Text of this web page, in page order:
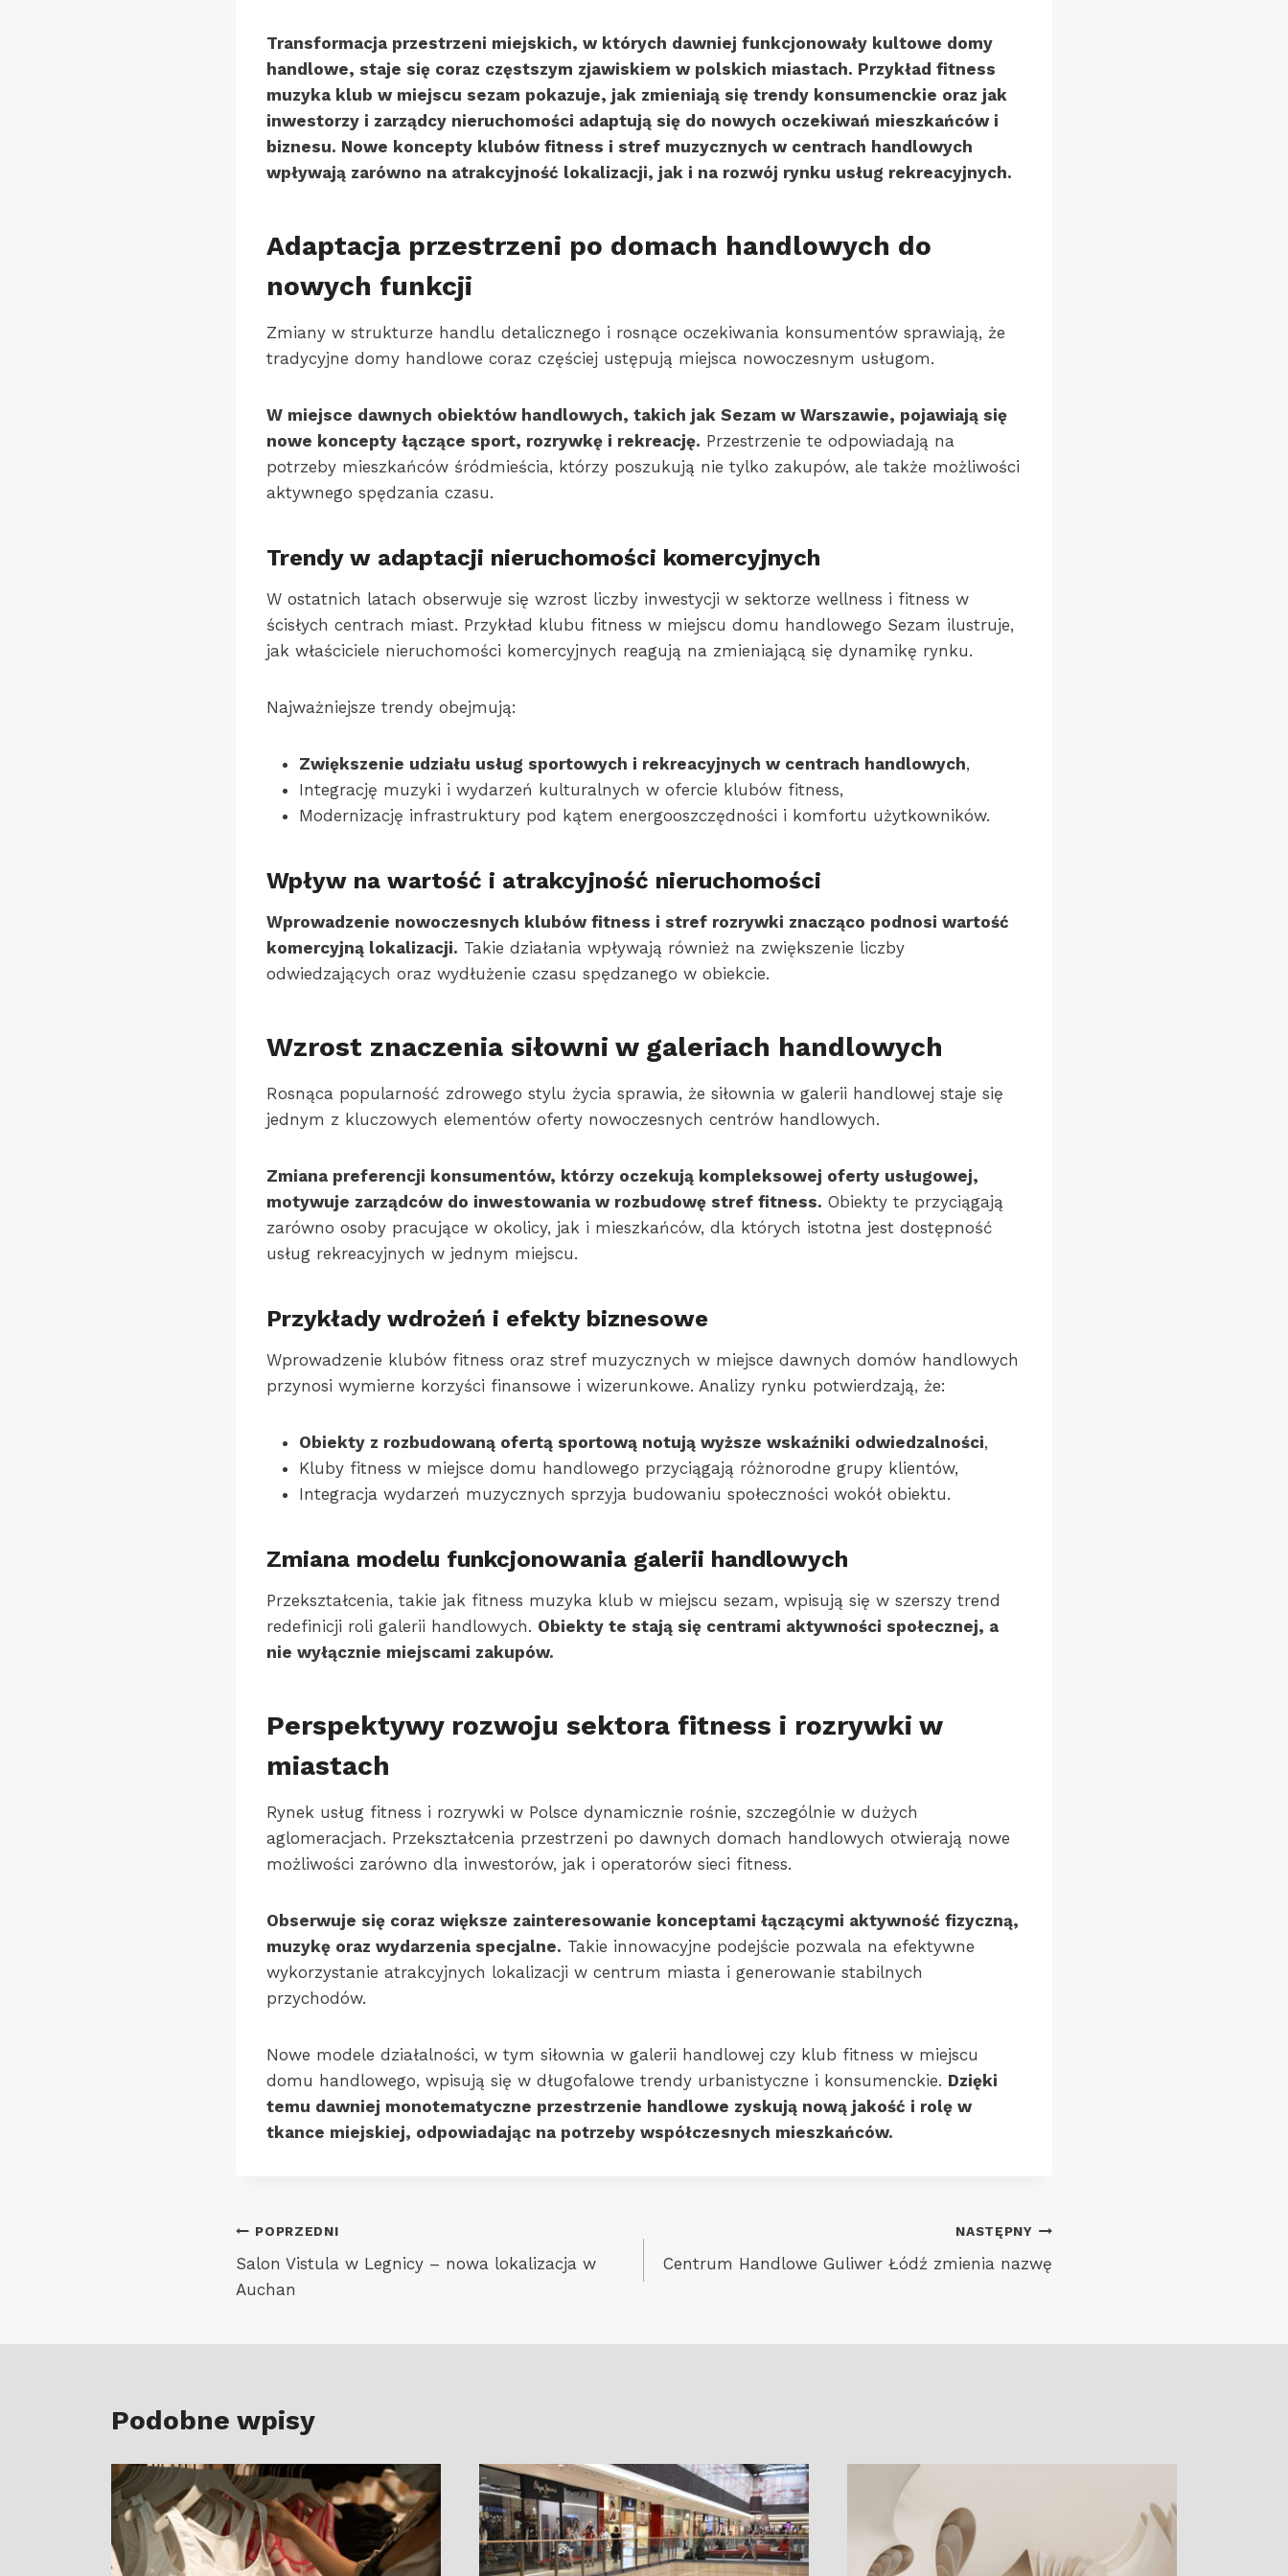
Transformacja przestrzeni miejskich, w których dawniej funkcjonowały kultowe domy
handlowe, staje się coraz częstszym zjawiskiem w polskich miastach. Przykład fitness
muzyka klub w miejscu sezam pokazuje, jak zmieniają się trendy konsumenckie oraz jak
inwestorzy i zarządcy nieruchomości adaptują się do nowych oczekiwań mieszkańców i
biznesu. Nowe koncepty klubów fitness i stref muzycznych w centrach handlowych
wpływają zarówno na atrakcyjność lokalizacji, jak i na rozwój rynku usług rekreacyjnych.
Adaptacja przestrzeni po domach handlowych do
nowych funkcji
Zmiany w strukturze handlu detalicznego i rosnące oczekiwania konsumentów sprawiają, że
tradycyjne domy handlowe coraz częściej ustępują miejsca nowoczesnym usługom.
W miejsce dawnych obiektów handlowych, takich jak Sezam w Warszawie, pojawiają się
nowe koncepty łączące sport, rozrywkę i rekreację. Przestrzenie te odpowiadają na
potrzeby mieszkańców śródmieścia, którzy poszukują nie tylko zakupów, ale także możliwości
aktywnego spędzania czasu.
Trendy w adaptacji nieruchomości komercyjnych
W ostatnich latach obserwuje się wzrost liczby inwestycji w sektorze wellness i fitness w
ścisłych centrach miast. Przykład klubu fitness w miejscu domu handlowego Sezam ilustruje,
jak właściciele nieruchomości komercyjnych reagują na zmieniającą się dynamikę rynku.
Najważniejsze trendy obejmują:
Zwiększenie udziału usług sportowych i rekreacyjnych w centrach handlowych,
Integrację muzyki i wydarzeń kulturalnych w ofercie klubów fitness,
Modernizację infrastruktury pod kątem energooszczędności i komfortu użytkowników.
Wpływ na wartość i atrakcyjność nieruchomości
Wprowadzenie nowoczesnych klubów fitness i stref rozrywki znacząco podnosi wartość
komercyjną lokalizacji. Takie działania wpływają również na zwiększenie liczby
odwiedzających oraz wydłużenie czasu spędzanego w obiekcie.
Wzrost znaczenia siłowni w galeriach handlowych
Rosnąca popularność zdrowego stylu życia sprawia, że siłownia w galerii handlowej staje się
jednym z kluczowych elementów oferty nowoczesnych centrów handlowych.
Zmiana preferencji konsumentów, którzy oczekują kompleksowej oferty usługowej,
motywuje zarządców do inwestowania w rozbudowę stref fitness. Obiekty te przyciągają
zarówno osoby pracujące w okolicy, jak i mieszkańców, dla których istotna jest dostępność
usług rekreacyjnych w jednym miejscu.
Przykłady wdrożeń i efekty biznesowe
Wprowadzenie klubów fitness oraz stref muzycznych w miejsce dawnych domów handlowych
przynosi wymierne korzyści finansowe i wizerunkowe. Analizy rynku potwierdzają, że:
Obiekty z rozbudowaną ofertą sportową notują wyższe wskaźniki odwiedzalności,
Kluby fitness w miejsce domu handlowego przyciągają różnorodne grupy klientów,
Integracja wydarzeń muzycznych sprzyja budowaniu społeczności wokół obiektu.
Zmiana modelu funkcjonowania galerii handlowych
Przekształcenia, takie jak fitness muzyka klub w miejscu sezam, wpisują się w szerszy trend
redefinicji roli galerii handlowych. Obiekty te stają się centrami aktywności społecznej, a
nie wyłącznie miejscami zakupów.
Perspektywy rozwoju sektora fitness i rozrywki w
miastach
Rynek usług fitness i rozrywki w Polsce dynamicznie rośnie, szczególnie w dużych
aglomeracjach. Przekształcenia przestrzeni po dawnych domach handlowych otwierają nowe
możliwości zarówno dla inwestorów, jak i operatorów sieci fitness.
Obserwuje się coraz większe zainteresowanie konceptami łączącymi aktywność fizyczną,
muzykę oraz wydarzenia specjalne. Takie innowacyjne podejście pozwala na efektywne
wykorzystanie atrakcyjnych lokalizacji w centrum miasta i generowanie stabilnych
przychodów.
Nowe modele działalności, w tym siłownia w galerii handlowej czy klub fitness w miejscu
domu handlowego, wpisują się w długofalowe trendy urbanistyczne i konsumenckie. Dzięki
temu dawniej monotematyczne przestrzenie handlowe zyskują nową jakość i rolę w
tkance miejskiej, odpowiadając na potrzeby współczesnych mieszkańców.
Nawigacja
wpisu
POPRZEDNI
Salon Vistula w Legnicy – nowa lokalizacja w
Auchan
NASTĘPNY
Centrum Handlowe Guliwer Łódź zmienia nazwę
Podobne wpisy